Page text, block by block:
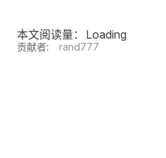
本文阅读量： Loading
贡献者: rand777